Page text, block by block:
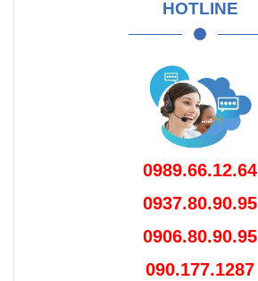
HOTLINE
0989.66.12.64
0937.80.90.95
0906.80.90.95
090.177.1287